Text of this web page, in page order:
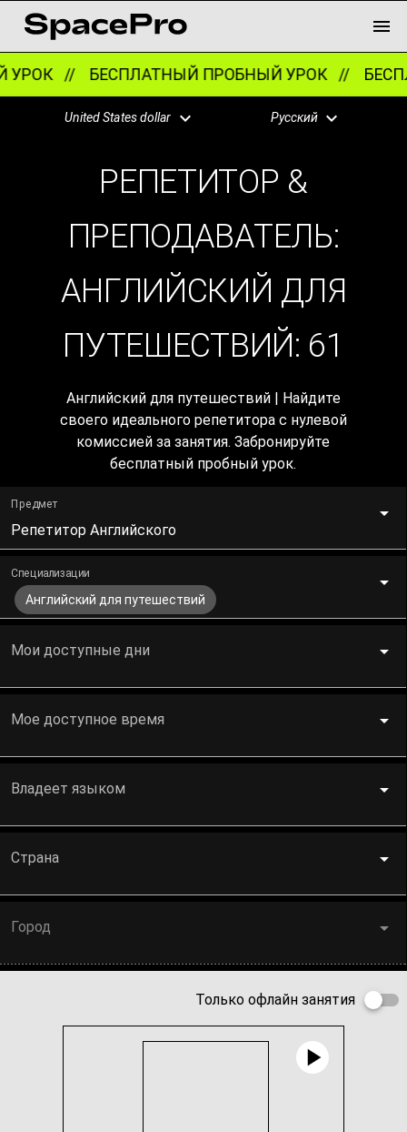
//БЕСПЛАТНЫЙ ПРОБНЫЙ УРОК //
United States dollar Русский
РЕПЕТИТОР &
ПРЕПОДАВАТЕЛЬ:
АНГЛИЙСКИЙ ДЛЯ
ПУТЕШЕСТВИЙ: 61
Английский для путешествий | Найдите
своего идеального репетитора с нулевой
комиссией за занятия. Забронируйте
бесплатный пробный урок.
Предмет
Репетитор Английского
Специализации
Английский для путешествий
Мои доступные дни
Мое доступное время
Владеет языком
Страна
Город
Только офлайн занятия